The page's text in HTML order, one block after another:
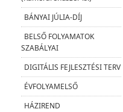
BÁNYAI JÚLIA-DÍJ
BELSŐ FOLYAMATOK
SZABÁLYAI
DIGITÁLIS FEJLESZTÉSI TERV
ÉVFOLYAMELSŐ
HÁZIREND